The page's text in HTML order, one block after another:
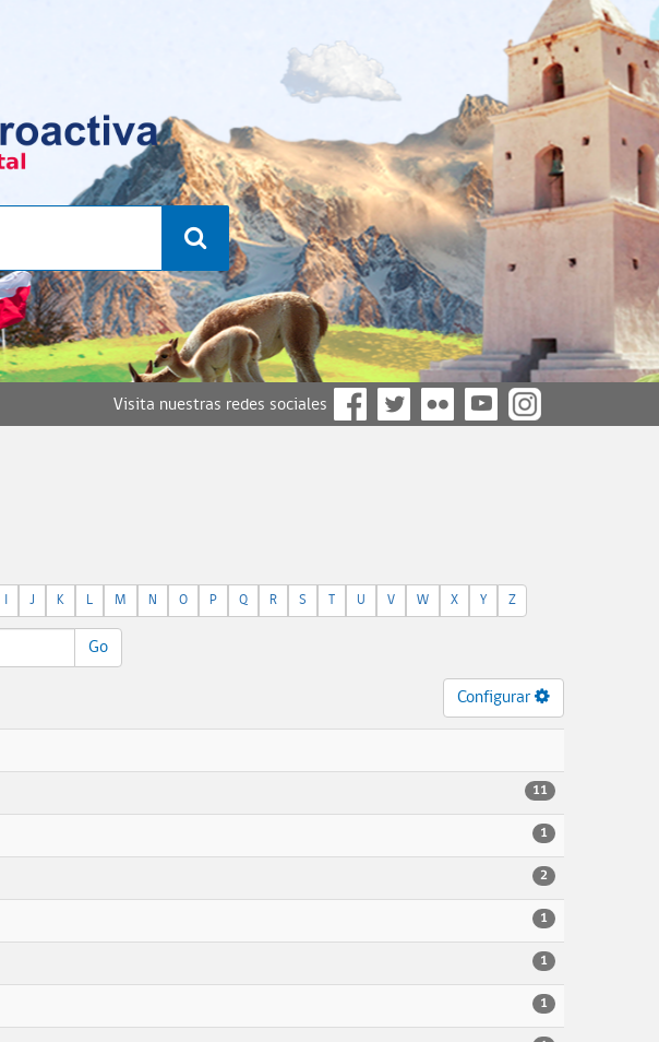
Visita nuestras redes sociales
J K L M N O P Q R S T U V W X Y Z
Go
Configurar
11
1
2
1
1
1